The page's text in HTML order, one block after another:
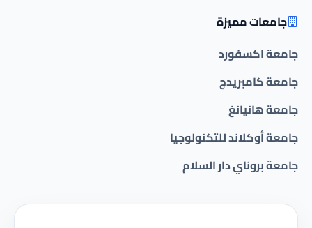
جامعات مميزة
جامعة اكسفورد
جامعة كامبريدج
جامعة هانيانغ
جامعة أوكلاند للتكنولوجيا
جامعة بروناي دار السلام